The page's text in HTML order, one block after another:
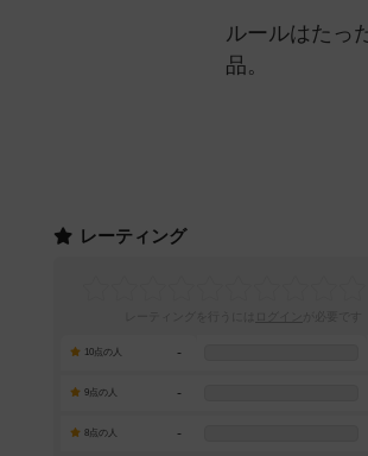
ルールはたっ
品。
レーティング
10点の人 -
9点の人 -
8点の人 -